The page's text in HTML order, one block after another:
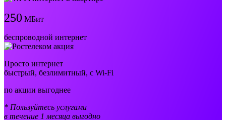
250 МБит
беспроводной интернет
Просто интернет
быстрый, безлимитный, с Wi-Fi
по акции выгоднее
* Пользуйтесь услугами
в течение 1 месяца выгодно